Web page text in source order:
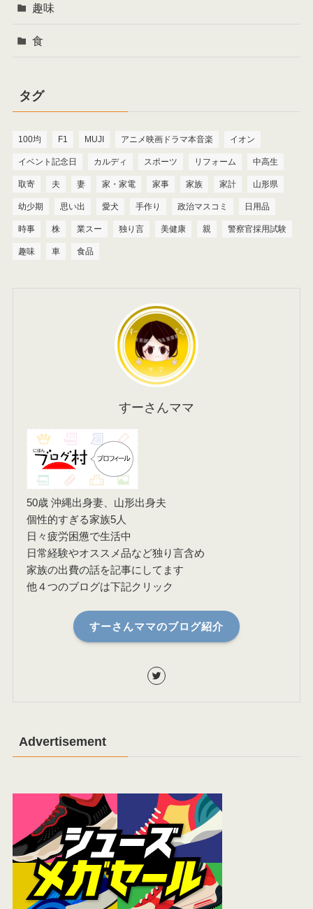
趣味
食
タグ
100均 F1 MUJI アニメ映画ドラマ本音楽 イオン
イベント記念日 カルディ スポーツ リフォーム 中高生
取寄 夫 妻 家・家電 家事 家族 家計 山形県
幼少期 思い出 愛犬 手作り 政治マスコミ 日用品
時事 株 業スー 独り言 美健康 親 警察官採用試験
趣味 車 食品
すーさんママ
50歳 沖縄出身妻、山形出身夫
個性的すぎる家族5人
日々疲労困憊で生活中
日常経験やオススメ品など独り言含め
家族の出費の話を記事にしてます
他４つのブログは下記クリック
すーさんママのブログ紹介
Advertisement